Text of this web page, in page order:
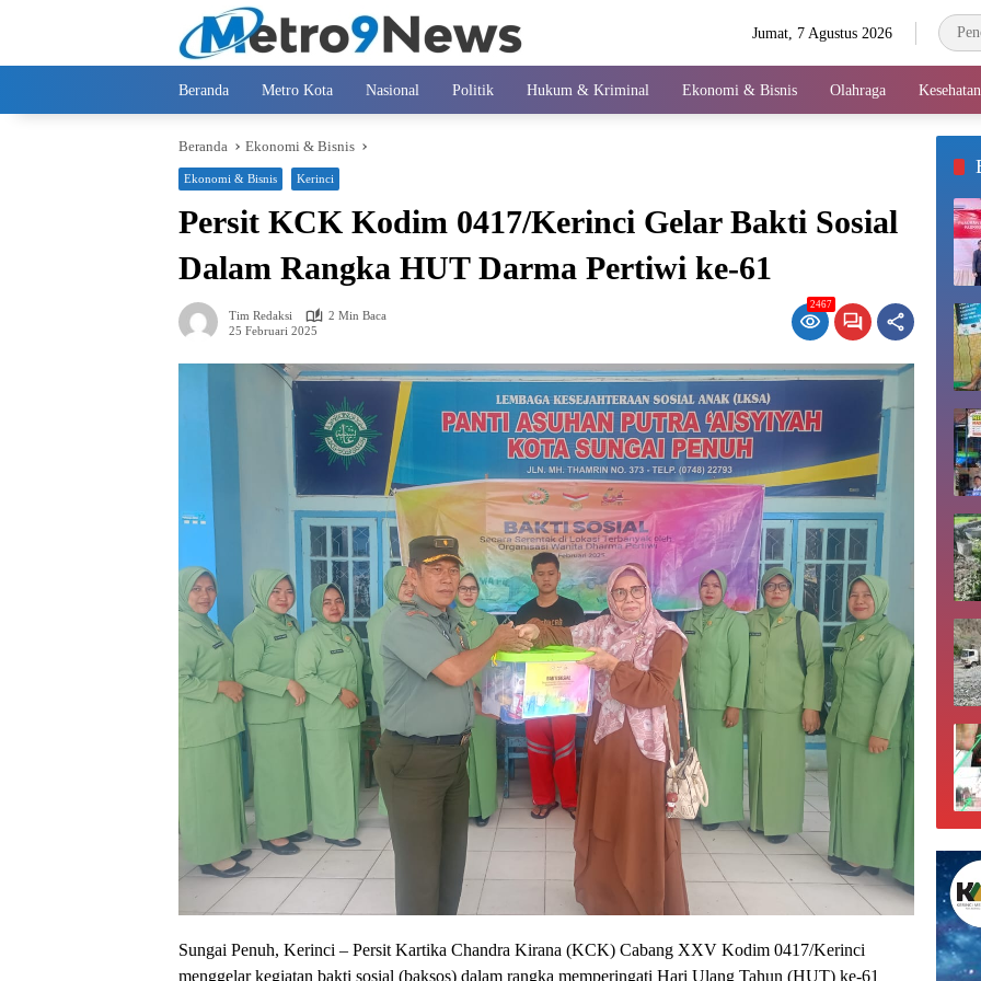
Jumat, 7 Agustus 2026
Beranda Metro Kota Nasional Politik Hukum & Kriminal Ekonomi & Bisnis Olahraga Kesehatan
Beranda Ekonomi & Bisnis
Ekonomi & Bisnis Kerinci
Persit KCK Kodim 0417/Kerinci Gelar Bakti Sosial
Dalam Rangka HUT Darma Pertiwi ke-61
Tim Redaksi
2 Min Baca
25 Februari 2025
2467
Sungai Penuh, Kerinci – Persit Kartika Chandra Kirana (KCK) Cabang XXV Kodim 0417/Kerinci
menggelar kegiatan bakti sosial (baksos) dalam rangka memperingati Hari Ulang Tahun (HUT) ke-61